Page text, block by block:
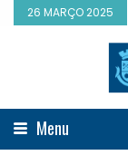
26 MARÇO 2025
Menu